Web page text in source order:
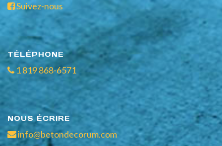
Suivez-nous
TÉLÉPHONE
1 819 868-6571
NOUS ÉCRIRE
info@betondecorum.com